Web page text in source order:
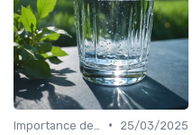
•
25/03/2025